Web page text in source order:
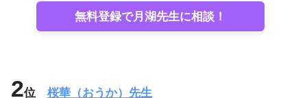
無料登録で月湖先生に相談！
2位 桜華（おうか）先生